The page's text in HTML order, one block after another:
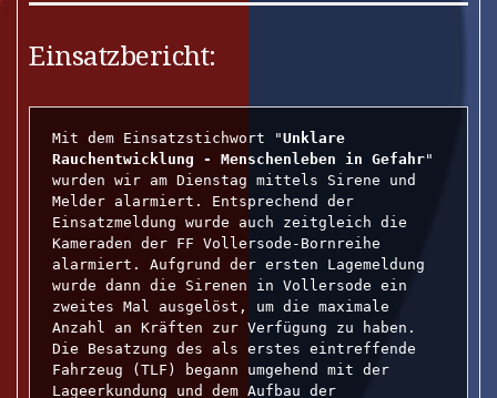
Einsatzbericht:
Mit dem Einsatzstichwort "Unklare
Rauchentwicklung - Menschenleben in Gefahr"
wurden wir am Dienstag mittels Sirene und
Melder alarmiert. Entsprechend der
Einsatzmeldung wurde auch zeitgleich die
Kameraden der FF Vollersode-Bornreihe
alarmiert. Aufgrund der ersten Lagemeldung
wurde dann die Sirenen in Vollersode ein
zweites Mal ausgelöst, um die maximale
Anzahl an Kräften zur Verfügung zu haben.
Die Besatzung des als erstes eintreffende
Fahrzeug (TLF) begann umgehend mit der
Lageerkundung und dem Aufbau der